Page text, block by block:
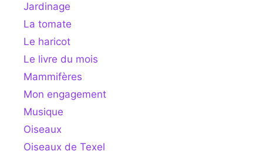
Jardinage
La tomate
Le haricot
Le livre du mois
Mammifères
Mon engagement
Musique
Oiseaux
Oiseaux de Texel